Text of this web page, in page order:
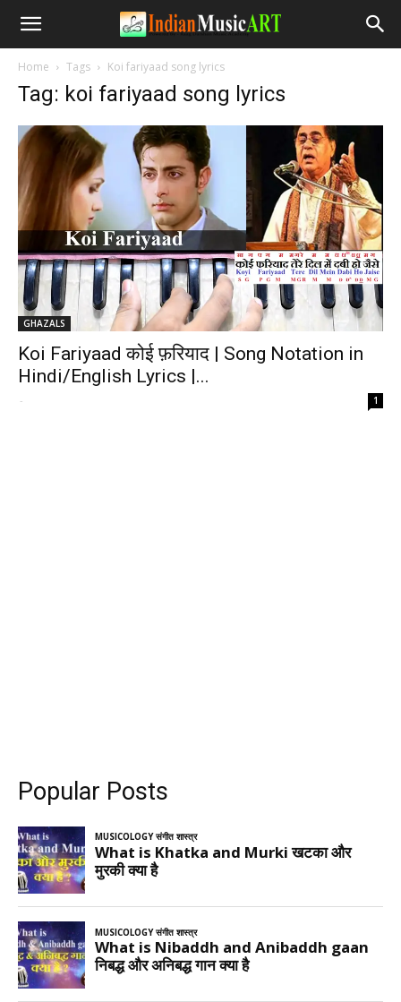
Home Tags Koi fariyaad song lyrics
Tag: koi fariyaad song lyrics
GHAZALS
Koi Fariyaad कोई फ़रियाद | Song Notation in
Hindi/English Lyrics |...
- 1
Popular Posts